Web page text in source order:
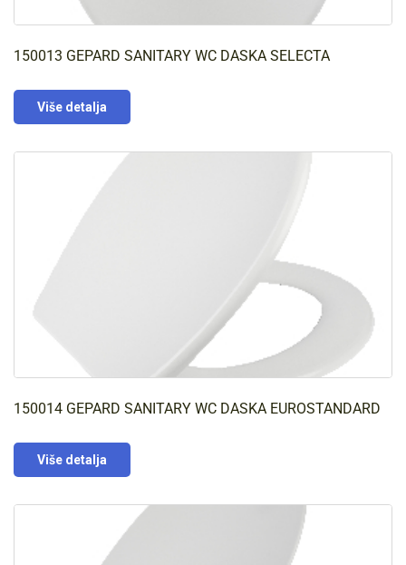
150013 GEPARD SANITARY WC DASKA SELECTA
Više detalja
150014 GEPARD SANITARY WC DASKA EUROSTANDARD
Više detalja